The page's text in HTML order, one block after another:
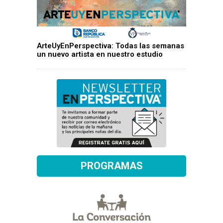
ArteUyEnPerspectiva: Todas las semanas
un nuevo artista en nuestro estudio
PROGRAMAS